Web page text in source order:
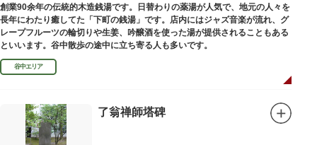
創業90余年の伝統的木造銭湯です。日替わりの薬湯が人気で、地元の人々を
長年にわたり癒してた「下町の銭湯」です。店内にはジャズ音楽が流れ、グ
レープフルーツの輪切りや生姜、吟醸酒を使った湯が提供されることもある
といいます。谷中散歩の途中に立ち寄る人も多いです。
谷中エリア
了翁禅師塔碑